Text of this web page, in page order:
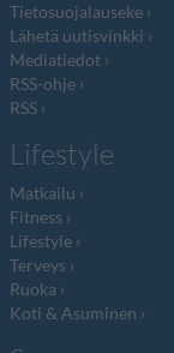
Tietosuojalauseke
Lähetä uutisvinkki
Mediatiedot
RSS-ohje
RSS
Lifestyle
Matkailu
Fitness
Lifestyle
Terveys
Ruoka
Koti & Asuminen